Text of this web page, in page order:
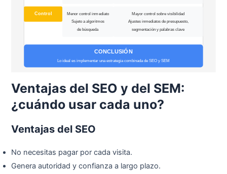
Ventajas del SEO y del SEM:
¿cuándo usar cada uno?
Ventajas del SEO
No necesitas pagar por cada visita.
Genera autoridad y confianza a largo plazo.